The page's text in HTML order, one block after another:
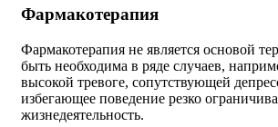
Фармакотерапия
Фармакотерапия не является основой
быть необходима в ряде случаев,
высокой тревоге, сопутствующей
избегающее поведение резко
жизнедеятельность.